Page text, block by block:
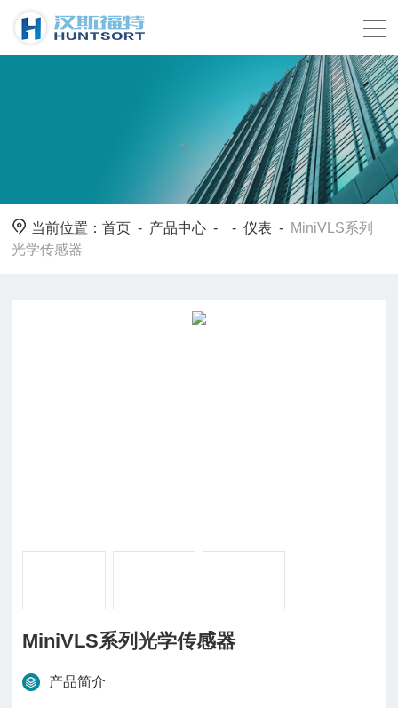
当前位置：首页 - 产品中心 - -仪表 - MiniVLS系列
光学传感器
MiniVLS系列光学传感器
产品简介